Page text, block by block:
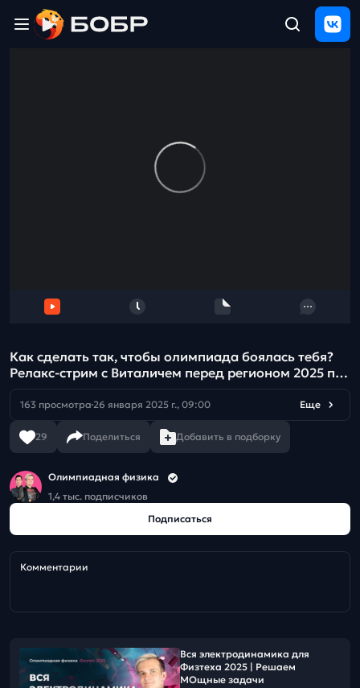
Как сделать так, чтобы олимпиада боялась тебя?
Релакс-стрим с Виталичем перед регионом 2025 по
физике
163 просмотра 26 января 2025 г., 09:00 Еще
29 Поделиться Добавить в подборку
Олимпиадная физика
1,4 тыс. подписчиков
Подписаться
Комментарии
Вся электродинамика для
Физтеха 2025 | Решаем
МОщные задачи